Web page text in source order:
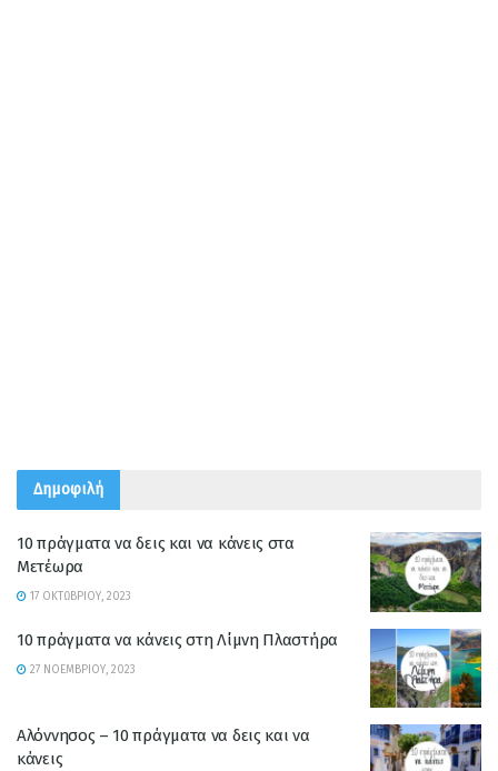
Δημοφιλή
10 πράγματα να δεις και να κάνεις στα
Μετέωρα
17 ΟΚΤΩΒΡΊΟΥ, 2023
10 πράγματα να κάνεις στη Λίμνη Πλαστήρα
27 ΝΟΕΜΒΡΊΟΥ, 2023
Αλόννησος – 10 πράγματα να δεις και να
κάνεις